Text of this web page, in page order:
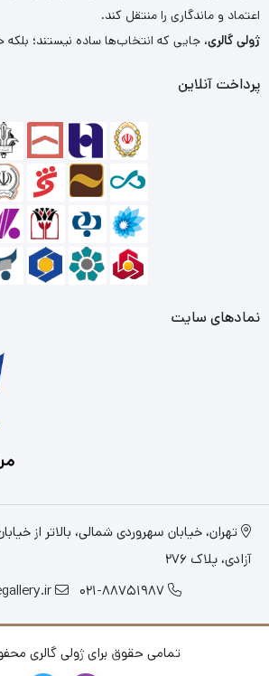
اعتماد و ماندگاری را منتقل کند.
ژولی گالری، جایی که انتخاب‌ها ساده نیستند؛
پرداخت آنلاین
نمادهای سایت
تهران، خیابان سهروردی شمالی، بالاتر از
آزادی، پلاک 276
021-88751987
تمامی حقوق برای ژولی گالری